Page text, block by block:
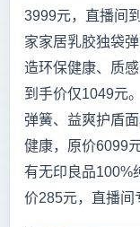
3999元，直播间
家家居乳胶独袋
造环保健康、质
到手价仅1049元
弹簧、益爽护盾
健康，原价6099
有无印良品100%
价285元，直播间